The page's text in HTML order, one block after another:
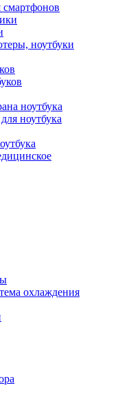
смартфонов
ноутбуки
ноутбука
ноутбука
охлаждения